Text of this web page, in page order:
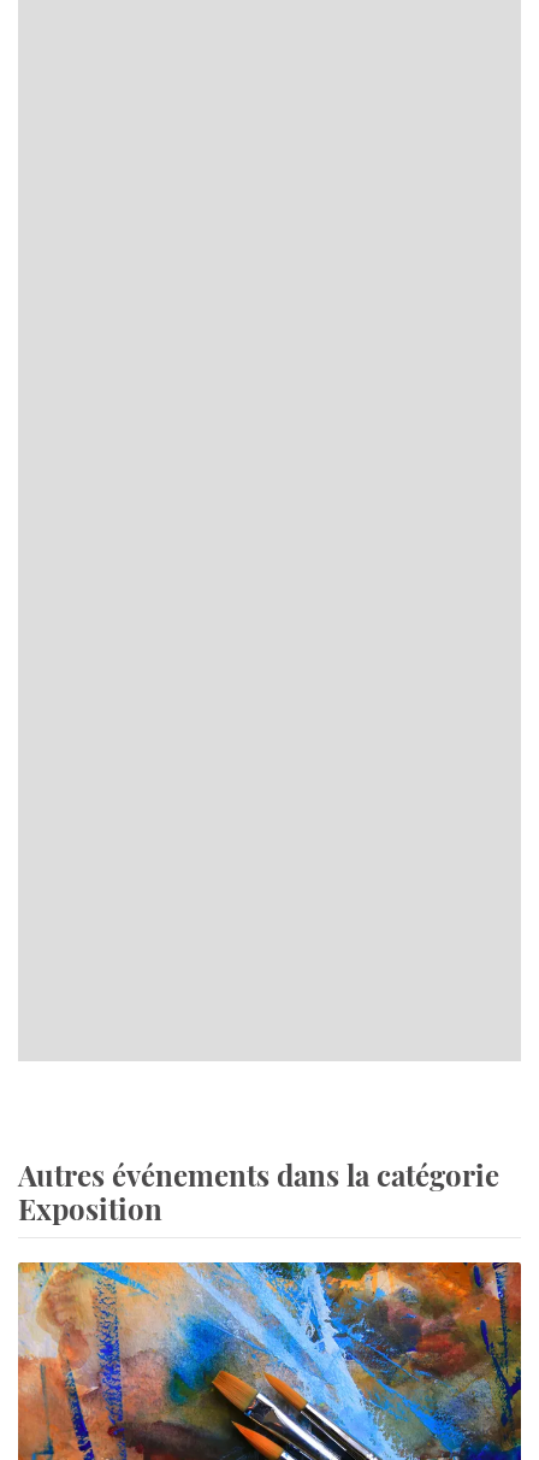
Autres événements dans la catégorie
Exposition